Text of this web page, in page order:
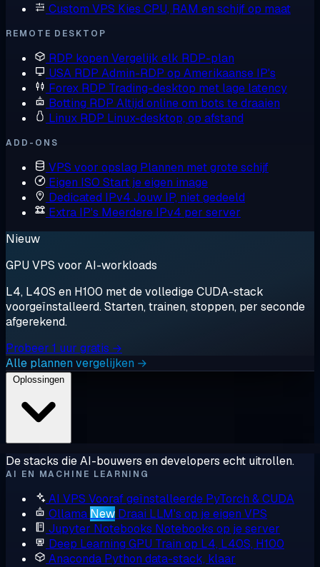
Custom VPS Kies CPU, RAM en schijf op maat
REMOTE DESKTOP
RDP kopen Vergelijk elk RDP-plan
USA RDP Admin-RDP op Amerikaanse IP's
Forex RDP Trading-desktop met lage latency
Botting RDP Altijd online om bots te draaien
Linux RDP Linux-desktop, op afstand
ADD-ONS
VPS voor opslag Plannen met grote schijf
Eigen ISO Start je eigen image
Dedicated IPv4 Jouw IP, niet gedeeld
Extra IP's Meerdere IPv4 per server
Nieuw
GPU VPS voor AI-workloads
L4, L40S en H100 met de volledige CUDA-stack
voorgeïnstalleerd. Starten, trainen, stoppen, per seconde
afgerekend.
Probeer 1 uur gratis →
Alle plannen vergelijken →
De stacks die AI-bouwers en developers echt uitrollen.
AI EN MACHINE LEARNING
AI VPS Vooraf geïnstalleerde PyTorch & CUDA
Ollama New Draai LLM's op je eigen VPS
Jupyter Notebooks Notebooks op je server
Deep Learning GPU Train op L4, L40S, H100
Anaconda Python data-stack, klaar